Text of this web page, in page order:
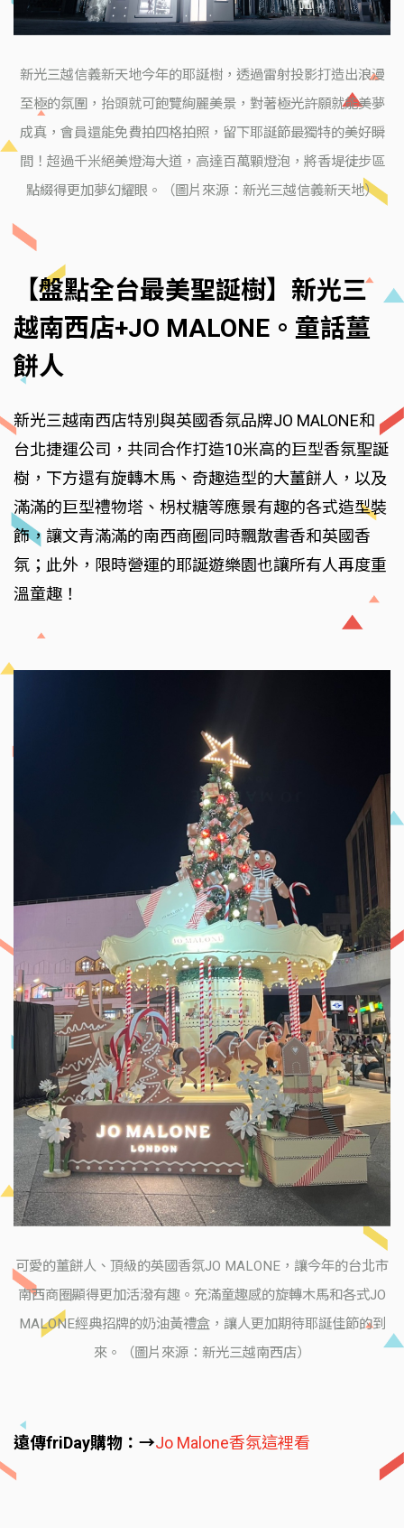
新光三越信義新天地今年的耶誕樹，透過雷射投影打造出浪漫
至極的氛圍，抬頭就可飽覽絢麗美景，對著極光許願就能美夢
成真，會員還能免費拍四格拍照，留下耶誕節最獨特的美好瞬
間！超過千米絕美燈海大道，高達百萬顆燈泡，將香堤徒步區
點綴得更加夢幻耀眼。（圖片來源：新光三越信義新天地）
【盤點全台最美聖誕樹】新光三
越南西店+JO MALONE。童話薑
餅人
新光三越南西店特別與英國香氛品牌JO MALONE和
台北捷運公司，共同合作打造10米高的巨型香氛聖誕
樹，下方還有旋轉木馬、奇趣造型的大薑餅人，以及
滿滿的巨型禮物塔、枴杖糖等應景有趣的各式造型裝
飾，讓文青滿滿的南西商圈同時飄散書香和英國香
氛；此外，限時營運的耶誕遊樂園也讓所有人再度重
溫童趣！
可愛的薑餅人、頂級的英國香氛JO MALONE，讓今年的台北市
南西商圈顯得更加活潑有趣。充滿童趣感的旋轉木馬和各式JO
MALONE經典招牌的奶油黃禮盒，讓人更加期待耶誕佳節的到
來。（圖片來源：新光三越南西店）
遠傳friDay購物：→Jo Malone香氛這裡看